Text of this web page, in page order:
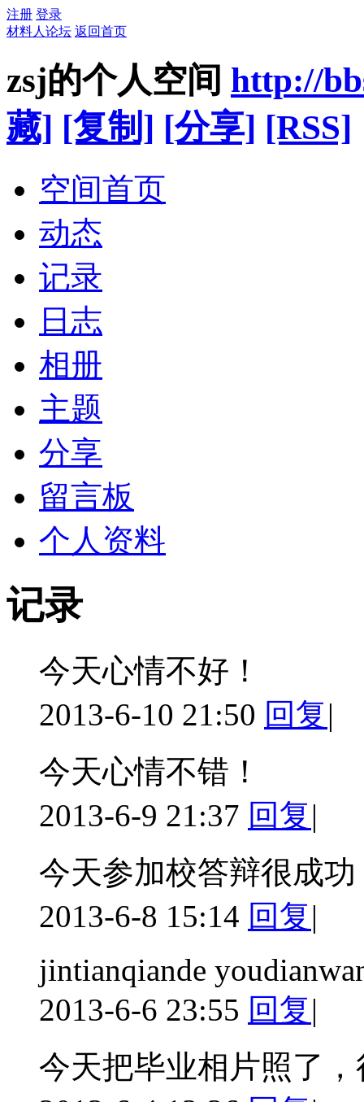
注册 登录
材料人论坛 返回首页
zsj的个人空间 http://
藏] [复制] [分享] [RSS]
空间首页
动态
记录
日志
相册
主题
分享
留言板
个人资料
记录
今天心情不好！
2013-6-10 21:50 回复|
今天心情不错！
2013-6-9 21:37 回复|
今天参加校答辩很成功
2013-6-8 15:14 回复|
jintianqiande
2013-6-6 23:55 回复|
今天把毕业相片照了